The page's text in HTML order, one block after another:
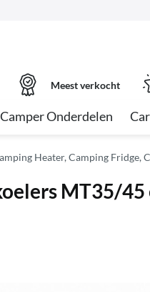
Meest verkocht
Camper Onderdelen
Heater, Camping Fridge,
MT35/